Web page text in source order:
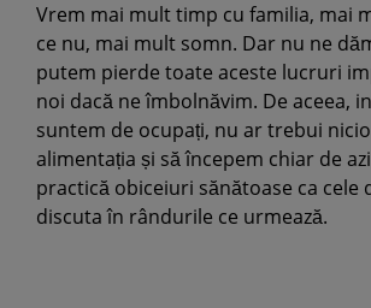
Vrem mai mult timp cu familia, mai
ce nu, mai mult somn. Dar nu ne
putem pierde toate aceste lucruri
noi dacă ne îmbolnăvim. De aceea,
suntem de ocupați, nu ar trebui
alimentația și să începem chiar de
practică obiceiuri sănătoase ca cele
discuta în rândurile ce urmează.